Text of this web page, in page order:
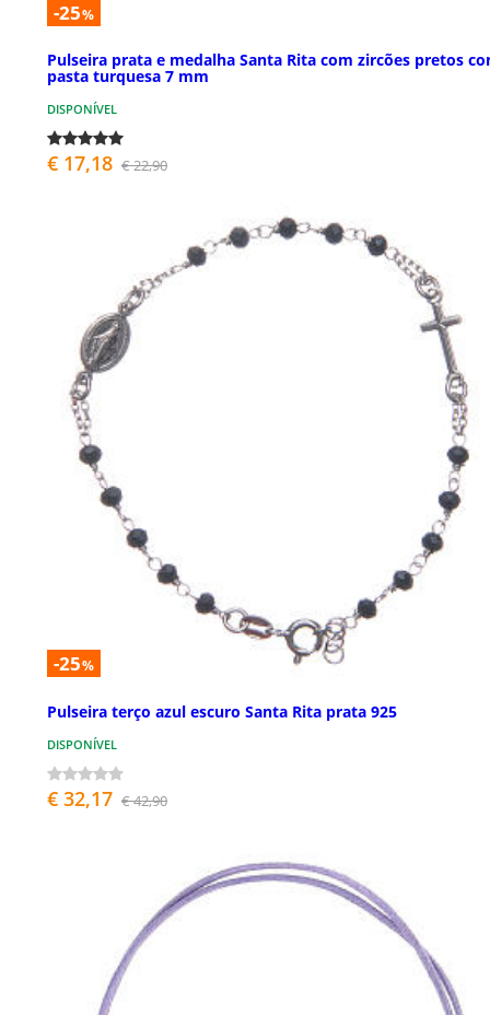
-25%
Pulseira prata e medalha Santa Rita com zircões pretos
pasta turquesa 7 mm
DISPONÍVEL
€ 17,18 € 22,90
-25%
Pulseira terço azul escuro Santa Rita prata 925
DISPONÍVEL
€ 32,17 € 42,90